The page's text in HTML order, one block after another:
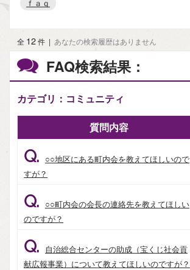
ｆａｑ
FAQ検索結果：
カテゴリ：コミュニティ
全 12件 | あなたの検索履歴はありません
質問内容
Q. ○○地区にある町内会を教えてほしいので
すが？
Q. ○○町内会の会長の連絡先を教えてほしい
のですが？
Q. 自治総合センターの助成（宝くじ社会貢
献広報事業）について教えてほしいのですが？